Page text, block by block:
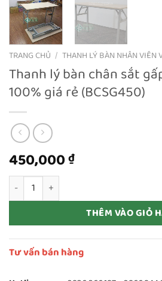
TRANG CHỦ / THANH LÝ BÀN NHÂN VIÊN
Thanh lý bàn chân sắt
100% giá rẻ (BCSG450)
450,000₫
Thanh lý bàn chân sắt gấp văn
THÊM VÀO GIỎ
Tư vấn bán hàng